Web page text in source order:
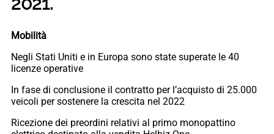
Mobilità
Negli Stati Uniti e in Europa sono state superate le 40
licenze operative
In fase di conclusione il contratto per l’acquisto di 25.000
veicoli per sostenere la crescita nel 2022
Ricezione dei preordini relativi al primo monopattino